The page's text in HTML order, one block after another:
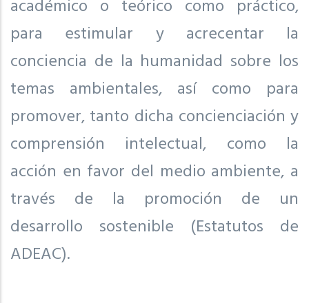
académico o teórico como práctico,
para estimular y acrecentar la
conciencia de la humanidad sobre los
temas ambientales, así como para
promover, tanto dicha concienciación y
comprensión intelectual, como la
acción en favor del medio ambiente, a
través de la promoción de un
desarrollo sostenible (Estatutos de
ADEAC).